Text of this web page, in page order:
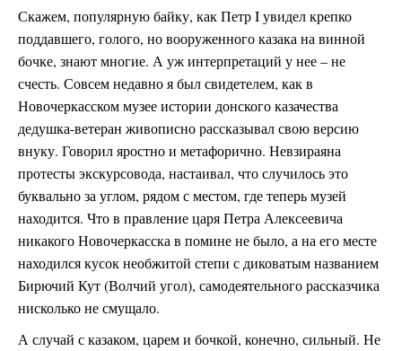
Скажем, популярную байку, как Петр I увидел крепко
поддавшего, голого, но вооруженного казака на винной
бочке, знают многие. А уж интерпретаций у нее – не
счесть. Совсем недавно я был свидетелем, как в
Новочеркасском музее истории донского казачества
дедушка-ветеран живописно рассказывал свою версию
внуку. Говорил яростно и метафорично. Невзираяна
протесты экскурсовода, настаивал, что случилось это
буквально за углом, рядом с местом, где теперь музей
находится. Что в правление царя Петра Алексеевича
никакого Новочеркасска в помине не было, а на его месте
находился кусок необжитой степи с диковатым названием
Бирючий Кут (Волчий угол), самодеятельного рассказчика
нисколько не смущало.
А случай с казаком, царем и бочкой, конечно, сильный. Не